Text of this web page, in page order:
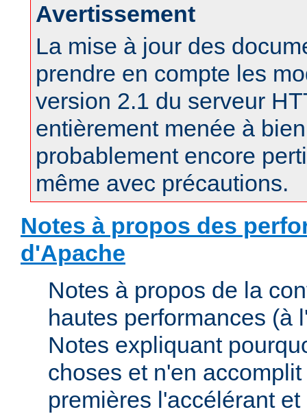
Avertissement
La mise à jour des
prendre en compte les
version 2.1 du serveur
entièrement menée à
probablement encore
même avec précautions.
Notes à propos des
d'Apache
Notes à propos de la
hautes performances (à
Notes expliquant
choses et n'en
premières l'accélérant